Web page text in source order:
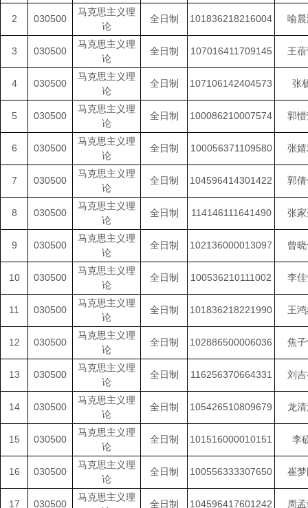
2 030500
马克思主义理
论
全日制 101836218216004 喻
3 030500
马克思主义理
论
全日制 107016411709145 王
4 030500
马克思主义理
论
全日制 107106142404573 张
5 030500
马克思主义理
论
全日制 100086210007574 郭
6 030500
马克思主义理
论
全日制 100056371109580 张
7 030500
马克思主义理
论
全日制 104596414301422 郭
8 030500
马克思主义理
论
全日制 114146111641490 张
9 030500
马克思主义理
论
全日制 102136000013097 曾
10 030500
马克思主义理
论
全日制 100536210111002 李
11 030500
马克思主义理
论
全日制 101836218221990 王
12 030500
马克思主义理
论
全日制 102886500006036 焦
13 030500
马克思主义理
论
全日制 116256370664331 刘
14 030500
马克思主义理
论
全日制 105426510809679 龙
15 030500
马克思主义理
论
全日制 101516000010151 李
16 030500
马克思主义理
论
全日制 100556333307650 崔
17 030500
马克思主义理
全日制 104596417601242 周